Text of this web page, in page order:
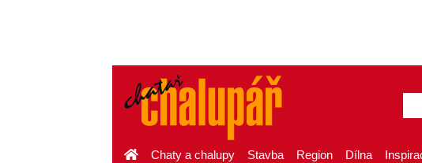
Chaty a chalupy Stavba Region Dílna